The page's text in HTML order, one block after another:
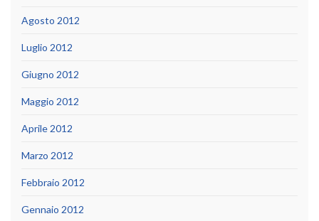
Agosto 2012
Luglio 2012
Giugno 2012
Maggio 2012
Aprile 2012
Marzo 2012
Febbraio 2012
Gennaio 2012